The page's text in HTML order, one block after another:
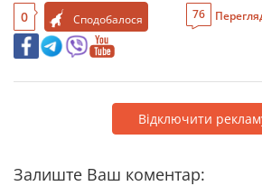
0 Сподобалося 76
Відключити
Залиште Ваш коментар: